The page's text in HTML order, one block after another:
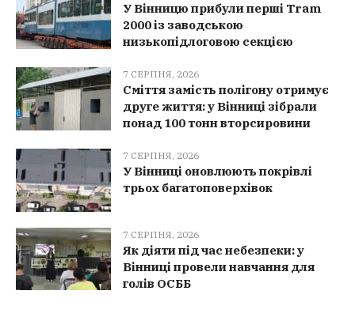
У Вінницю прибули перші Tram
2000 із заводською
низькопідлоговою секцією
7 СЕРПНЯ, 2026
Сміття замість полігону отримує
друге життя: у Вінниці зібрали
понад 100 тонн вторсировини
7 СЕРПНЯ, 2026
У Вінниці оновлюють покрівлі
трьох багатоповерхівок
7 СЕРПНЯ, 2026
Як діяти під час небезпеки: у
Вінниці провели навчання для
голів ОСББ